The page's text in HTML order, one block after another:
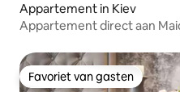
Appartement in Kiev
Appartement direct aan
Favoriet van gasten
Favoriet van gasten